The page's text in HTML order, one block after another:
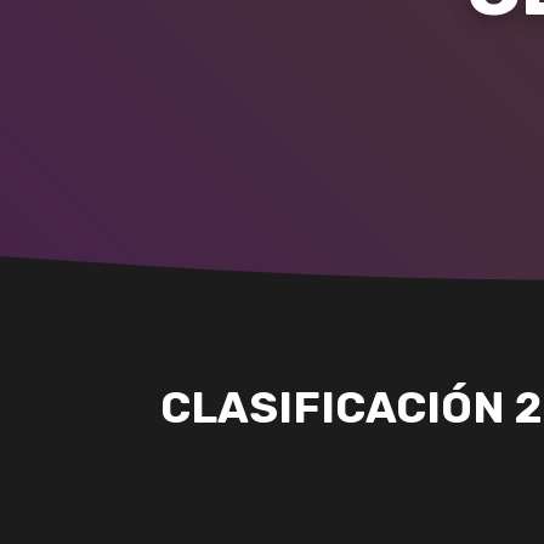
CLASIFICACIÓN